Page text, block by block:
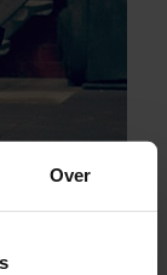
Over